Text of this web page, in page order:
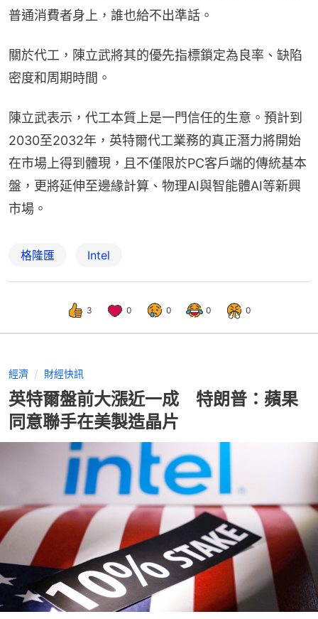
普通消費者身上，誰也給不出準話。
關於代工，陳立武將其的優先指標鎖定為良率、缺陷
密度和周期時間。
陳立武表示，代工本質上是一門信任的生意。預計到
2030至2032年，英特爾代工業務的真正潛力將開始
在市場上得到體現，且不僅限於PC客戶端的傳統基本
盤，更將延伸至邊緣計算、物理AI與智能體AI等新興
市場。
格隆匯 Intel
3 0 0 0 0
經濟 財經快訊
英特爾盤前大漲近一成 特朗普：蘋果
同意聯手在美製造晶片